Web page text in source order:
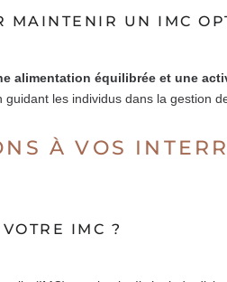
MAINTENIR UN IMC
alimentation équilibrée et une
les individus dans la gestion
À VOS
IMC ?